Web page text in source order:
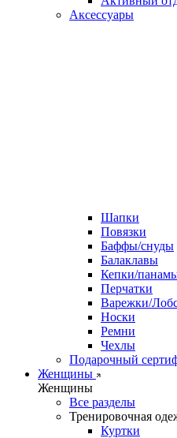
Аксессуары
Шапки
Повязки
Баффы/снуды
Балаклавы
Кепки/
Перчатки
Варежки/
Носки
Ремни
Чехлы
Подарочный
Женщины
Женщины
Все разделы
Тренировочная
Куртки